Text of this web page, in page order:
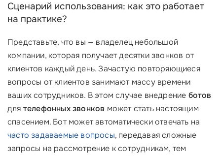
Сценарий использования: как это работает
на практике?
Представьте, что вы — владелец небольшой
компании, которая получает десятки звонков от
клиентов каждый день. Зачастую повторяющиеся
вопросы от клиентов занимают массу времени
ваших сотрудников. В этом случае внедрение ботов
для телефонных звонков может стать настоящим
спасением. Бот может автоматически отвечать на
часто задаваемые вопросы, передавая сложные
запросы на рассмотрение к сотрудникам, тем